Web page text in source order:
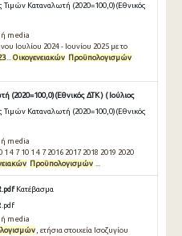
Τιμών Καταναλωτή (2020=100,0)(Εθνικός
media
Ιουλίου 2024 - Ιουνίου 2025 με το
... Οικογενειακών Προϋπολογισμών
(2020=100,0)(Εθνικός ΔΤΚ ) ( Ιούλιος
Τιμών Καταναλωτή (2020=100,0)(Εθνικός
media
1 4 7 10 1 4 7 2016 2017 2018 2019 2020
Προϋπολογισμών
Κατέβασμα
media
, ετήσια στοιχεία Ισοζυγίου